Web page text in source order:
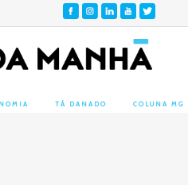
TÁ DANADO COLUNA MG